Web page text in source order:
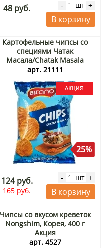
48 руб. - шт +
В корзину
Картофельные чипсы со
специями Чатак
Масала/Chatak Masala
Bikano, Индия, 60 г Акция
арт. 21111
25%
124 руб.
165 руб.
- шт +
В корзину
Чипсы со вкусом креветок
Nongshim, Корея, 400 г
Акция
арт. 4527